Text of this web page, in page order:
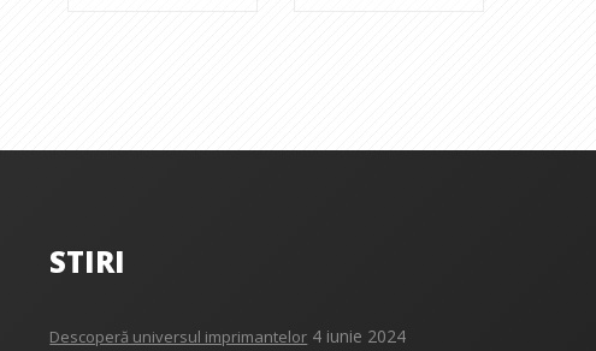
STIRI
Descoperă universul imprimantelor 4 iunie 2024